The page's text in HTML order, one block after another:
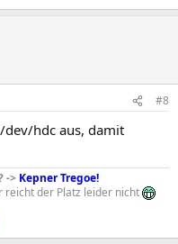
#8
dev/hdc aus, damit
-> Kepner Tregoe!
reicht der Platz leider nicht